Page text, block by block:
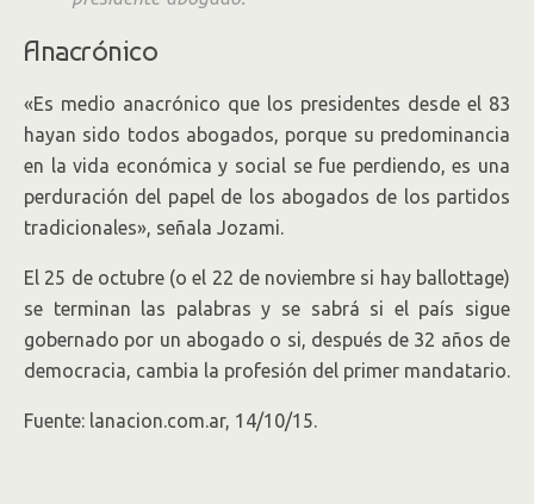
Anacrónico
«Es medio anacrónico que los presidentes desde el 83
hayan sido todos abogados, porque su predominancia
en la vida económica y social se fue perdiendo, es una
perduración del papel de los abogados de los partidos
tradicionales», señala Jozami.
El 25 de octubre (o el 22 de noviembre si hay ballottage)
se terminan las palabras y se sabrá si el país sigue
gobernado por un abogado o si, después de 32 años de
democracia, cambia la profesión del primer mandatario.
Fuente: lanacion.com.ar, 14/10/15.